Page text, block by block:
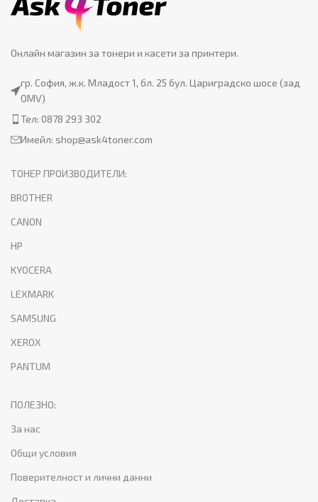
Онлайн магазин за тонери и касети за принтери.
гр. София, ж.к. Младост 1, бл. 25 бул. Цариградско шосе (зад
OMV)
Тел: 0878 293 302
Имейл: shop@ask4toner.com
ТОНЕР ПРОИЗВОДИТЕЛИ:
BROTHER
CANON
HP
KYOCERA
LEXMARK
SAMSUNG
XEROX
PANTUM
ПОЛЕЗНО:
За нас
Общи условия
Поверителност и лични данни